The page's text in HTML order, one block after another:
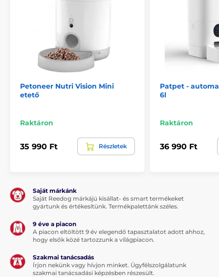
A termék hátrányai:
Nem rendelkezik kamerával és kétirányú
Alkalmazásvezérlés nélküli változat
Csak száraz tápanyaghoz
1 x automata tápadagoló Petwant PF-102
Használati útmutató
változhatnak. A képek csak illusztrációk.
A termék a következő kategóriákba sorolt
Petoneer Nutri Vision Mini
etető
Raktáron
35 990 Ft Részletek
Patpet -
6l
Raktáron
36 990 Ft
Saját márkánk
Saját Reedog márkájú kisállat- és smart termékeket
gyártunk és értékesítünk. Termékpalettánk széles.
9 éve a piacon
A piacon eltöltött 9 év elegendő tapasztalatot adott ahhoz,
hogy elsők közé tartozzunk a világpiacon.
Szakmai tanácsadás
Írjon nekünk vagy hívjon minket. Ügyfélszolgálatunk
szakmai tanácsadási képzésben részesült.